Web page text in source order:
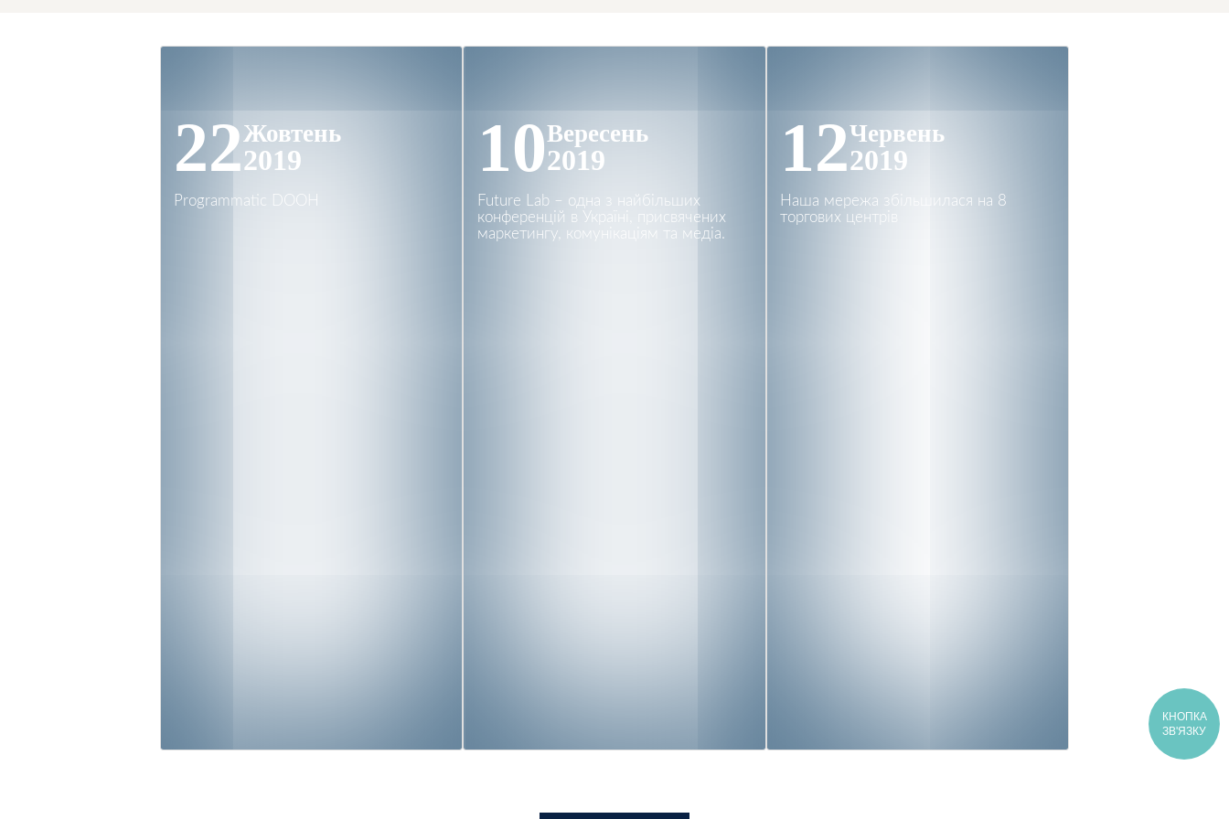
КНОПКА
ЗВ'ЯЗКУ
22Жовтень
2019
Programmatic DOOH
10Вересень
2019
Future Lab – одна з найбільших
конференцій в Україні, присвячених
маркетингу, комунікаціям та медіа.
12Червень
2019
Наша мережа збільшилася на 8
торгових центрів